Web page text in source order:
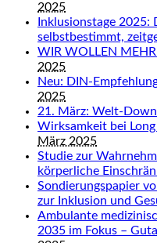
2025
Inklusionstage
selbstbestimmt,
WIR WOLLEN
2025
Neu: DIN-
2025
21. März: Welt-
Wirksamkeit bei
März 2025
Studie zur
körperliche
Sondierungspapier
zur Inklusion und
Ambulante
2035 im Fokus –